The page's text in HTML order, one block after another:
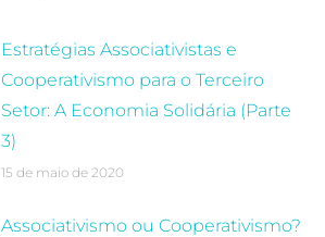
Estratégias Associativistas e
Cooperativismo para o Terceiro
Setor: A Economia Solidária (Parte
3)
15 de maio de 2020
Associativismo ou Cooperativismo?